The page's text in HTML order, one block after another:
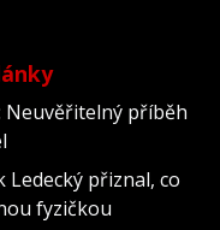
Neuvěřitelný příběh
Ledecký přiznal, co
fyzičkou